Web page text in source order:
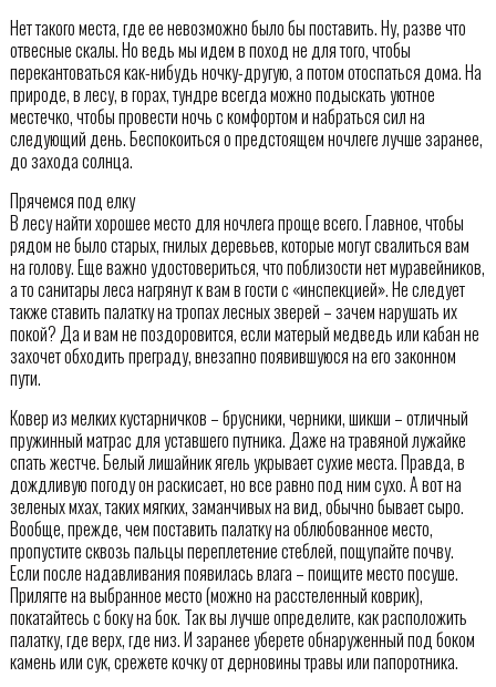
Нет такого места, где ее невозможно было бы поставить. Ну, разве что
отвесные скалы. Но ведь мы идем в поход не для того, чтобы
перекантоваться как-нибудь ночку-другую, а потом отоспаться дома. На
природе, в лесу, в горах, тундре всегда можно подыскать уютное
местечко, чтобы провести ночь с комфортом и набраться сил на
следующий день. Беспокоиться о предстоящем ночлеге лучше заранее,
до захода солнца.
Прячемся под елку
В лесу найти хорошее место для ночлега проще всего. Главное, чтобы
рядом не было старых, гнилых деревьев, которые могут свалиться вам
на голову. Еще важно удостовериться, что поблизости нет муравейников,
а то санитары леса нагрянут к вам в гости с «инспекцией». Не следует
также ставить палатку на тропах лесных зверей – зачем нарушать их
покой? Да и вам не поздоровится, если матерый медведь или кабан не
захочет обходить преграду, внезапно появившуюся на его законном
пути.
Ковер из мелких кустарничков – брусники, черники, шикши – отличный
пружинный матрас для уставшего путника. Даже на травяной лужайке
спать жестче. Белый лишайник ягель укрывает сухие места. Правда, в
дождливую погоду он раскисает, но все равно под ним сухо. А вот на
зеленых мхах, таких мягких, заманчивых на вид, обычно бывает сыро.
Вообще, прежде, чем поставить палатку на облюбованное место,
пропустите сквозь пальцы переплетение стеблей, пощупайте почву.
Если после надавливания появилась влага – поищите место посуше.
Прилягте на выбранное место (можно на расстеленный коврик),
покатайтесь с боку на бок. Так вы лучше определите, как расположить
палатку, где верх, где низ. И заранее уберете обнаруженный под боком
камень или сук, срежете кочку от дерновины травы или папоротника.